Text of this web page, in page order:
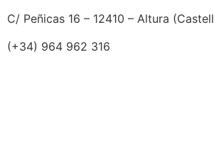
C/ Peñicas 16 – 12410 – Altura
(+34) 964 962 316